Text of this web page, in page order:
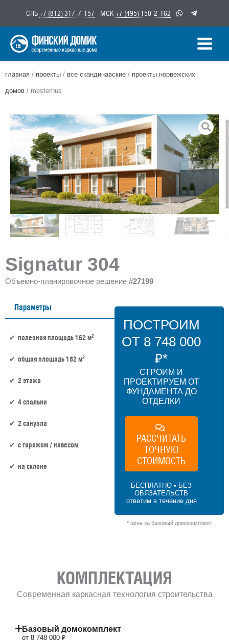
содержимому
СПБ+7 (812) 317-7-157 МСК +7 (495) 150-2-162
главная / проекты / все скандинавские / проекты норвежских
домов / mesterhus
Signatur 304
Объемно-планировочное решение #27199
Параметры
полезная площадь 162 м2
общая площадь 182 м2
2 этажа
4 спальни
2 санузла
c гаражом / навесом
на склоне
ПОСТРОИМ
ОТ 8 748 000
₽*
СТРОИМ И
ПРОЕКТИРУЕМ ОТ
ФУНДАМЕНТА ДО
ОТДЕЛКИ
РАССЧИТАТЬ
ТОЧНУЮ
СТОИМОСТЬ
БЕСПЛАТНО • БЕЗ
ОБЯЗАТЕЛЬСТВ
ответим в течение дня
* цена за базовый домокомплект
КОМПЛЕКТАЦИЯ
Современная каркасная технология строительства
Базовый домокомплект
от 8 748 000 ₽